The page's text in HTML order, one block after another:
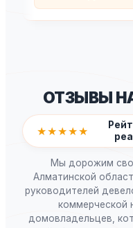
ОТЗЫВЫ
★★★★★
Мы дорожим
Алматинской
руководителей
коммерческой
домовладельцев,